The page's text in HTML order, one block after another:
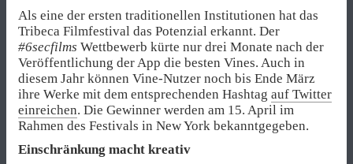
Als eine der ersten traditionellen Institutionen hat das
Tribeca Filmfestival das Potenzial erkannt. Der
#6secfilms Wettbewerb kürte nur drei Monate nach der
Veröffentlichung der App die besten Vines. Auch in
diesem Jahr können Vine-Nutzer noch bis Ende März
ihre Werke mit dem entsprechenden Hashtag auf Twitter
einreichen. Die Gewinner werden am 15. April im
Rahmen des Festivals in New York bekanntgegeben.
Einschränkung macht kreativ